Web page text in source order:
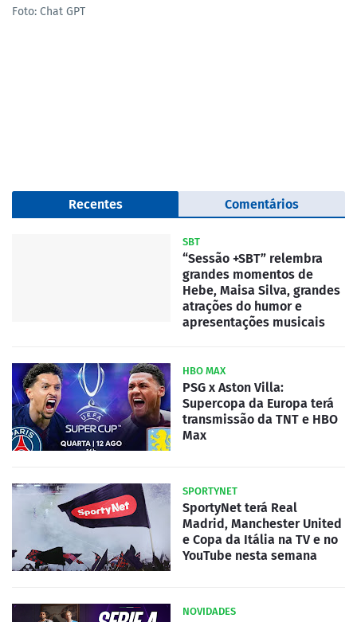
Foto: Chat GPT
Recentes Comentários
SBT
“Sessão +SBT” relembra
grandes momentos de
Hebe, Maisa Silva, grandes
atrações do humor e
apresentações musicais
HBO MAX
PSG x Aston Villa:
Supercopa da Europa terá
transmissão da TNT e HBO
Max
SPORTYNET
SportyNet terá Real
Madrid, Manchester United
e Copa da Itália na TV e no
YouTube nesta semana
NOVIDADES